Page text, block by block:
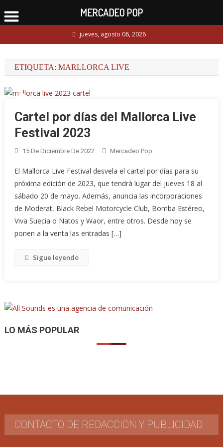
to
jueves, agosto 06, 2026
ETIQUETA: MARLLORCA LIVE
Cartel por días del Mallorca Live
Festival 2023
15 De Diciembre De 2022 Mercadeo Pop
El Mallorca Live Festival desvela el cartel por días para su
próxima edición de 2023, que tendrá lugar del jueves 18 al
sábado 20 de mayo. Además, anuncia las incorporaciones
de Moderat, Black Rebel Motorcycle Club, Bomba Estéreo,
Viva Suecia o Natos y Waor, entre otros. Desde hoy se
ponen a la venta las entradas […]
Sigue leyendo
LO MÁS POPULAR
CONTACTO DE REDACCIÓN Y PUBLICIDAD
MERCADEO POP